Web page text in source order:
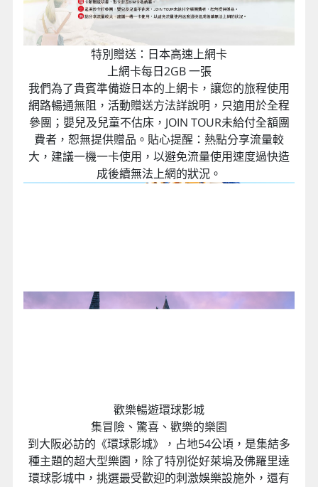
特別贈送：日本高速上網卡
上網卡每日2GB 一張
我們為了貴賓準備遊日本的上網卡，讓您的旅程使用
網路暢通無阻，活動贈送方法詳說明，只適用於全程
參團；嬰兒及兒童不估床，JOIN TOUR未給付全額團
費者，恕無提供贈品。貼心提醒：熱點分享流量較
大，建議一機一卡使用，以避免流量使用速度過快造
成後續無法上網的狀況。
歡樂暢遊環球影城
集冒險、驚喜、歡樂的樂園
到大阪必訪的《環球影城》，占地54公頃，是集結多
種主題的超大型樂園，除了特別從好萊塢及佛羅里達
環球影城中，挑選最受歡迎的刺激娛樂設施外，還有